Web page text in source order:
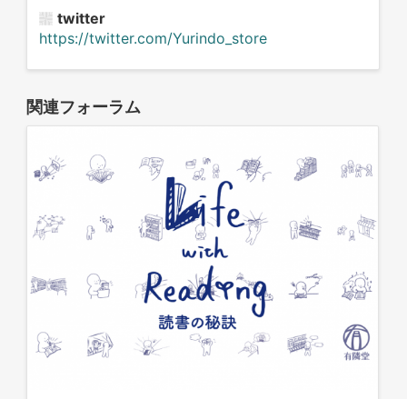
twitter
https://twitter.com/Yurindo_store
関連フォーラム